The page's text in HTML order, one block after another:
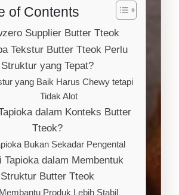
of Contents
Supplier Butter Tteok
Tekstur Butter Tteok Perlu
Struktur yang Tepat?
yang Baik Harus Chewy tetapi
Tidak Alot
dalam Konteks Butter
Tteok?
Bukan Sekadar Pengental
Tapioka dalam Membentuk
Struktur Butter Tteok
Membantu Produk Lebih Stabil